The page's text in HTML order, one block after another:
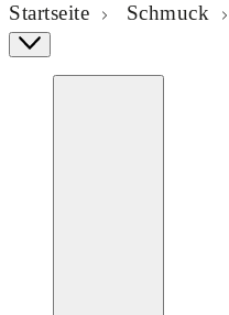
Startseite Schmuck